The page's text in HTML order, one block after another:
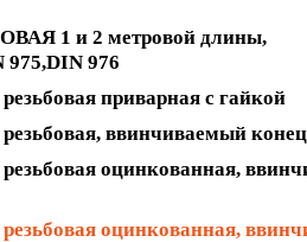
1 и 2 метровой длины,
975,DIN 976
приварная с гайкой
ввинчиваемый
оцинкованная,
оцинкованная,